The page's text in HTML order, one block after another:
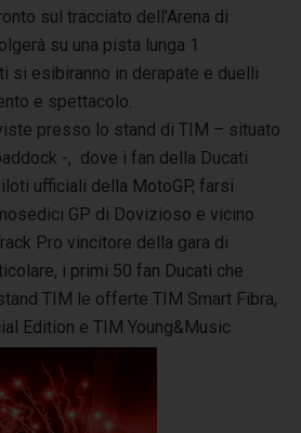
sul tracciato dell’Arena di
su una pista lunga 1
si esibiranno in derapate e duelli
e spettacolo.
presso lo stand di TIM – situato
-, dove i fan della Ducati
ufficiali della MotoGP, farsi
GP di Dovizioso e vicino
Pro vincitore della gara di
i primi 50 fan Ducati che
TIM le offerte TIM Smart Fibra,
Edition e TIM Young&Music